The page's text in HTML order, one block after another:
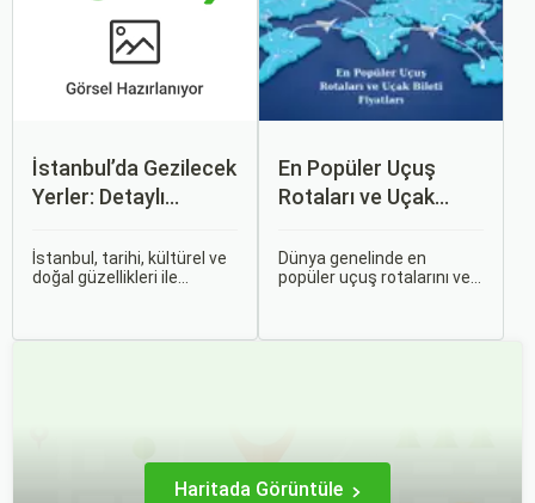
İstanbul’da Gezilecek
Yerler: Detaylı
İstanbul, tarihi, kültürel ve
doğal güzellikleri ile
En Popüler Uçuş
Rotaları ve Uçak
Dünya genelinde en
popüler uçuş rotalarını ve
ilişkiler bulunmaktadır.
Haritada Görüntüle